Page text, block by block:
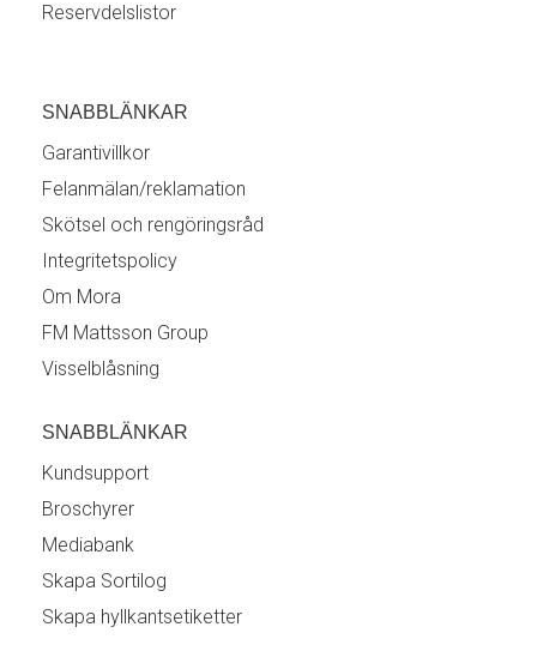
Reservdelslistor
SNABBLÄNKAR
Garantivillkor
Felanmälan/reklamation
Skötsel och rengöringsråd
Integritetspolicy
Om Mora
FM Mattsson Group
Visselblåsning
SNABBLÄNKAR
Kundsupport
Broschyrer
Mediabank
Skapa Sortilog
Skapa hyllkantsetiketter